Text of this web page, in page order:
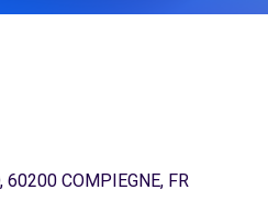
60200 COMPIEGNE, FR